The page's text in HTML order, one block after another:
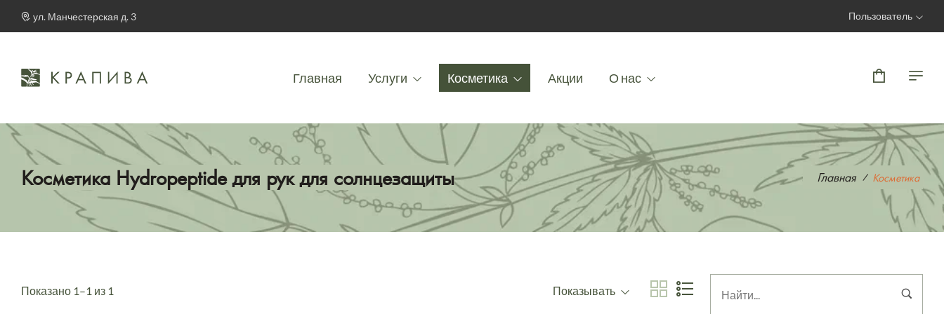
ул. Манчестерская д. 3 Пользователь
Главная Услуги Косметика Акции О нас
Косметика Hydropeptide для рук для солнцезащиты Главная Косметика
Показано 1–1 из 1 Показывать